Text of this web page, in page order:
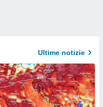
Ultime notizie